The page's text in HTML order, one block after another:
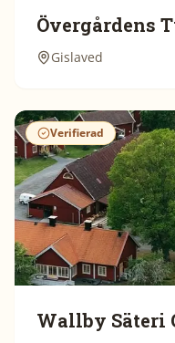
Övergårdens
Gislaved
Verifierad
Wallby Säteri